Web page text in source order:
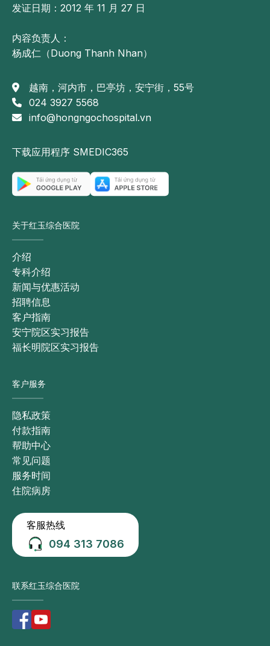
发证日期：2012 年 11 月 27 日
内容负责人：
杨成仁（Duong Thanh Nhan）
越南，河内市，巴亭坊，安宁街，55号
024 3927 5568
info@hongngochospital.vn
下载应用程序 SMEDIC365
关于红玉综合医院
介绍
专科介绍
新闻与优惠活动
招聘信息
客户指南
安宁院区实习报告
福长明院区实习报告
客户服务
隐私政策
付款指南
帮助中心
常见问题
服务时间
住院病房
客服热线
094 313 7086
联系红玉综合医院